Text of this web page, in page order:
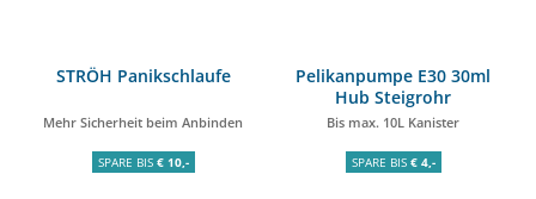
STRÖH Panikschlaufe
Mehr Sicherheit beim Anbinden
SPARE BIS € 10,-
Pelikanpumpe E30 30ml
Hub Steigrohr
Bis max. 10L Kanister
SPARE BIS € 4,-